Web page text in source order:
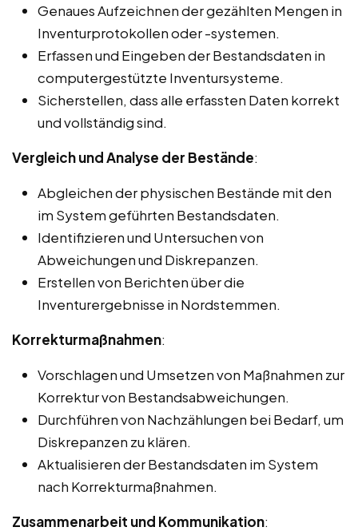
Genaues Aufzeichnen der gezählten Mengen in
Inventurprotokollen oder -systemen.
Erfassen und Eingeben der Bestandsdaten in
computergestützte Inventursysteme.
Sicherstellen, dass alle erfassten Daten korrekt
und vollständig sind.
Vergleich und Analyse der Bestände:
Abgleichen der physischen Bestände mit den
im System geführten Bestandsdaten.
Identifizieren und Untersuchen von
Abweichungen und Diskrepanzen.
Erstellen von Berichten über die
Inventurergebnisse in Nordstemmen.
Korrekturmaßnahmen:
Vorschlagen und Umsetzen von Maßnahmen zur
Korrektur von Bestandsabweichungen.
Durchführen von Nachzählungen bei Bedarf, um
Diskrepanzen zu klären.
Aktualisieren der Bestandsdaten im System
nach Korrekturmaßnahmen.
Zusammenarbeit und Kommunikation: